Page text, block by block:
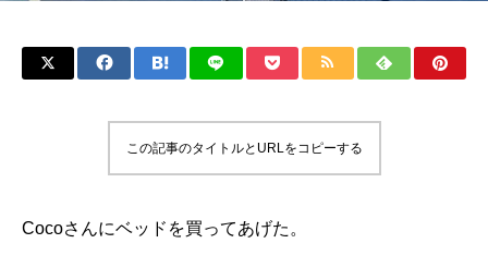
この記事のタイトルとURLをコピーする
Cocoさんにベッドを買ってあげた。